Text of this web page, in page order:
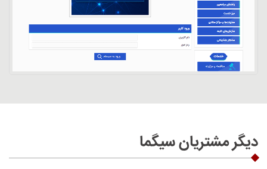
دیگر مشتریان سیگما